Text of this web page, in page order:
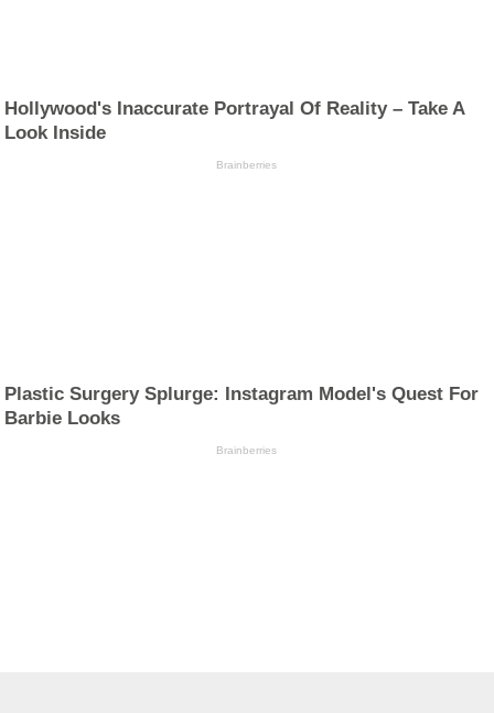
Hollywood's Inaccurate Portrayal Of Reality – Take A
Look Inside
Brainberries
Plastic Surgery Splurge: Instagram Model's Quest For
Barbie Looks
Brainberries